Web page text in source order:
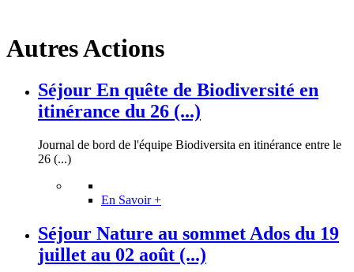
Autres Actions
Séjour En quête de Biodiversité en
itinérance du 26 (...)
Journal de bord de l'équipe Biodiversita en itinérance entre le
26 (...)
En Savoir +
Séjour Nature au sommet Ados du 19
juillet au 02 août (...)